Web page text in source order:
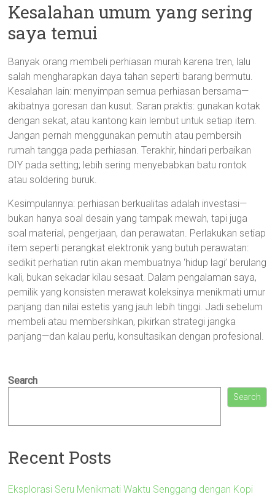
Kesalahan umum yang sering
saya temui
Banyak orang membeli perhiasan murah karena tren, lalu
salah mengharapkan daya tahan seperti barang bermutu.
Kesalahan lain: menyimpan semua perhiasan bersama—
akibatnya goresan dan kusut. Saran praktis: gunakan kotak
dengan sekat, atau kantong kain lembut untuk setiap item.
Jangan pernah menggunakan pemutih atau pembersih
rumah tangga pada perhiasan. Terakhir, hindari perbaikan
DIY pada setting; lebih sering menyebabkan batu rontok
atau soldering buruk.
Kesimpulannya: perhiasan berkualitas adalah investasi—
bukan hanya soal desain yang tampak mewah, tapi juga
soal material, pengerjaan, dan perawatan. Perlakukan setiap
item seperti perangkat elektronik yang butuh perawatan:
sedikit perhatian rutin akan membuatnya ‘hidup lagi’ berulang
kali, bukan sekadar kilau sesaat. Dalam pengalaman saya,
pemilik yang konsisten merawat koleksinya menikmati umur
panjang dan nilai estetis yang jauh lebih tinggi. Jadi sebelum
membeli atau membersihkan, pikirkan strategi jangka
panjang—dan kalau perlu, konsultasikan dengan profesional.
Search
Search
Recent Posts
Eksplorasi Seru Menikmati Waktu Senggang dengan Kopi